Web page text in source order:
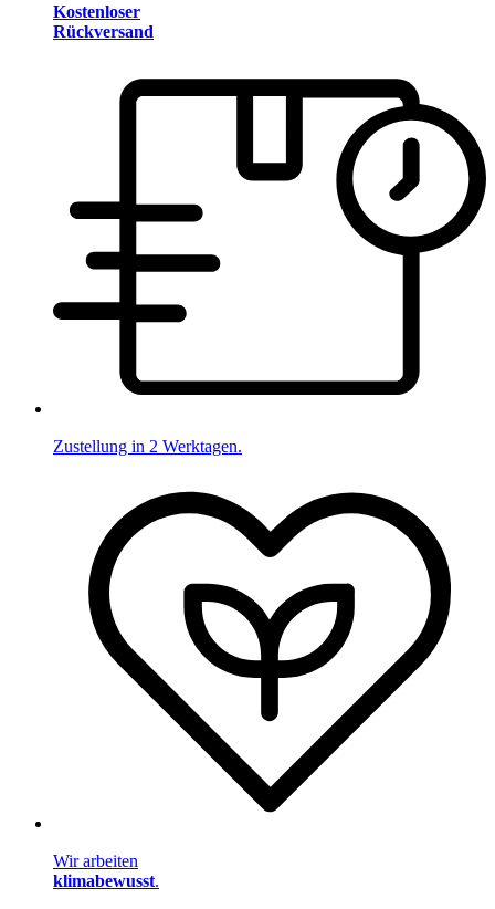
Kostenloser
Rückversand
Zustellung in 2 Werktagen.
Wir arbeiten
klimabewusst.